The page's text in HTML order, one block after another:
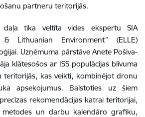
partneru teritorijās.
daļa tika veltīta vides ekspertu SIA
& Lithuanian Environment” (ELLE)
Uzņēmuma pārstāve Anete Pošiva-
klātesošos ar ISS populācijas blīvuma
teritorijās, kas veikti, kombinējot dronu
apsekojumus. Balstoties uz šiem
rekomendācijas katrai teritorijai,
metodes un darbu kalendāro grafiku,